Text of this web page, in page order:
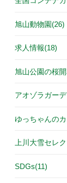
旭山動物園(26)
求人情報(18)
旭山公園の桜
アオゾラガー
ゆっちゃんの
上川大雪セレ
SDGs(11)